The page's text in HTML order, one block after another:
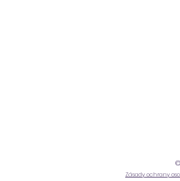
Zásady ochrany